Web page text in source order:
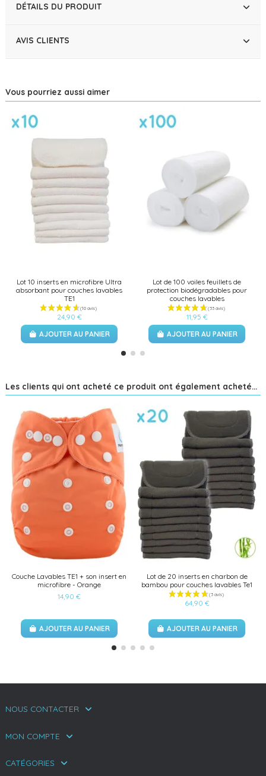
DÉTAILS DU PRODUIT
AVIS CLIENTS
Vous pourriez aussi aimer
Lot 10 inserts en microfibre Ultra
absorbant pour couches lavables
TE1
24,90 €
AJOUTER AU PANIER
Lot de 100 voiles feuillets de
protection biodégradables pour
couches lavables
11,95 €
AJOUTER AU PANIER
Les clients qui ont acheté ce produit ont également acheté...
Couche Lavables TE1 + son insert en
microfibre - Orange
14,90 €
AJOUTER AU PANIER
Lot de 20 inserts en charbon de
bambou pour couches lavables Te1
64,90 €
AJOUTER AU PANIER
NOUS CONTACTER
MON COMPTE
CATÉGORIES